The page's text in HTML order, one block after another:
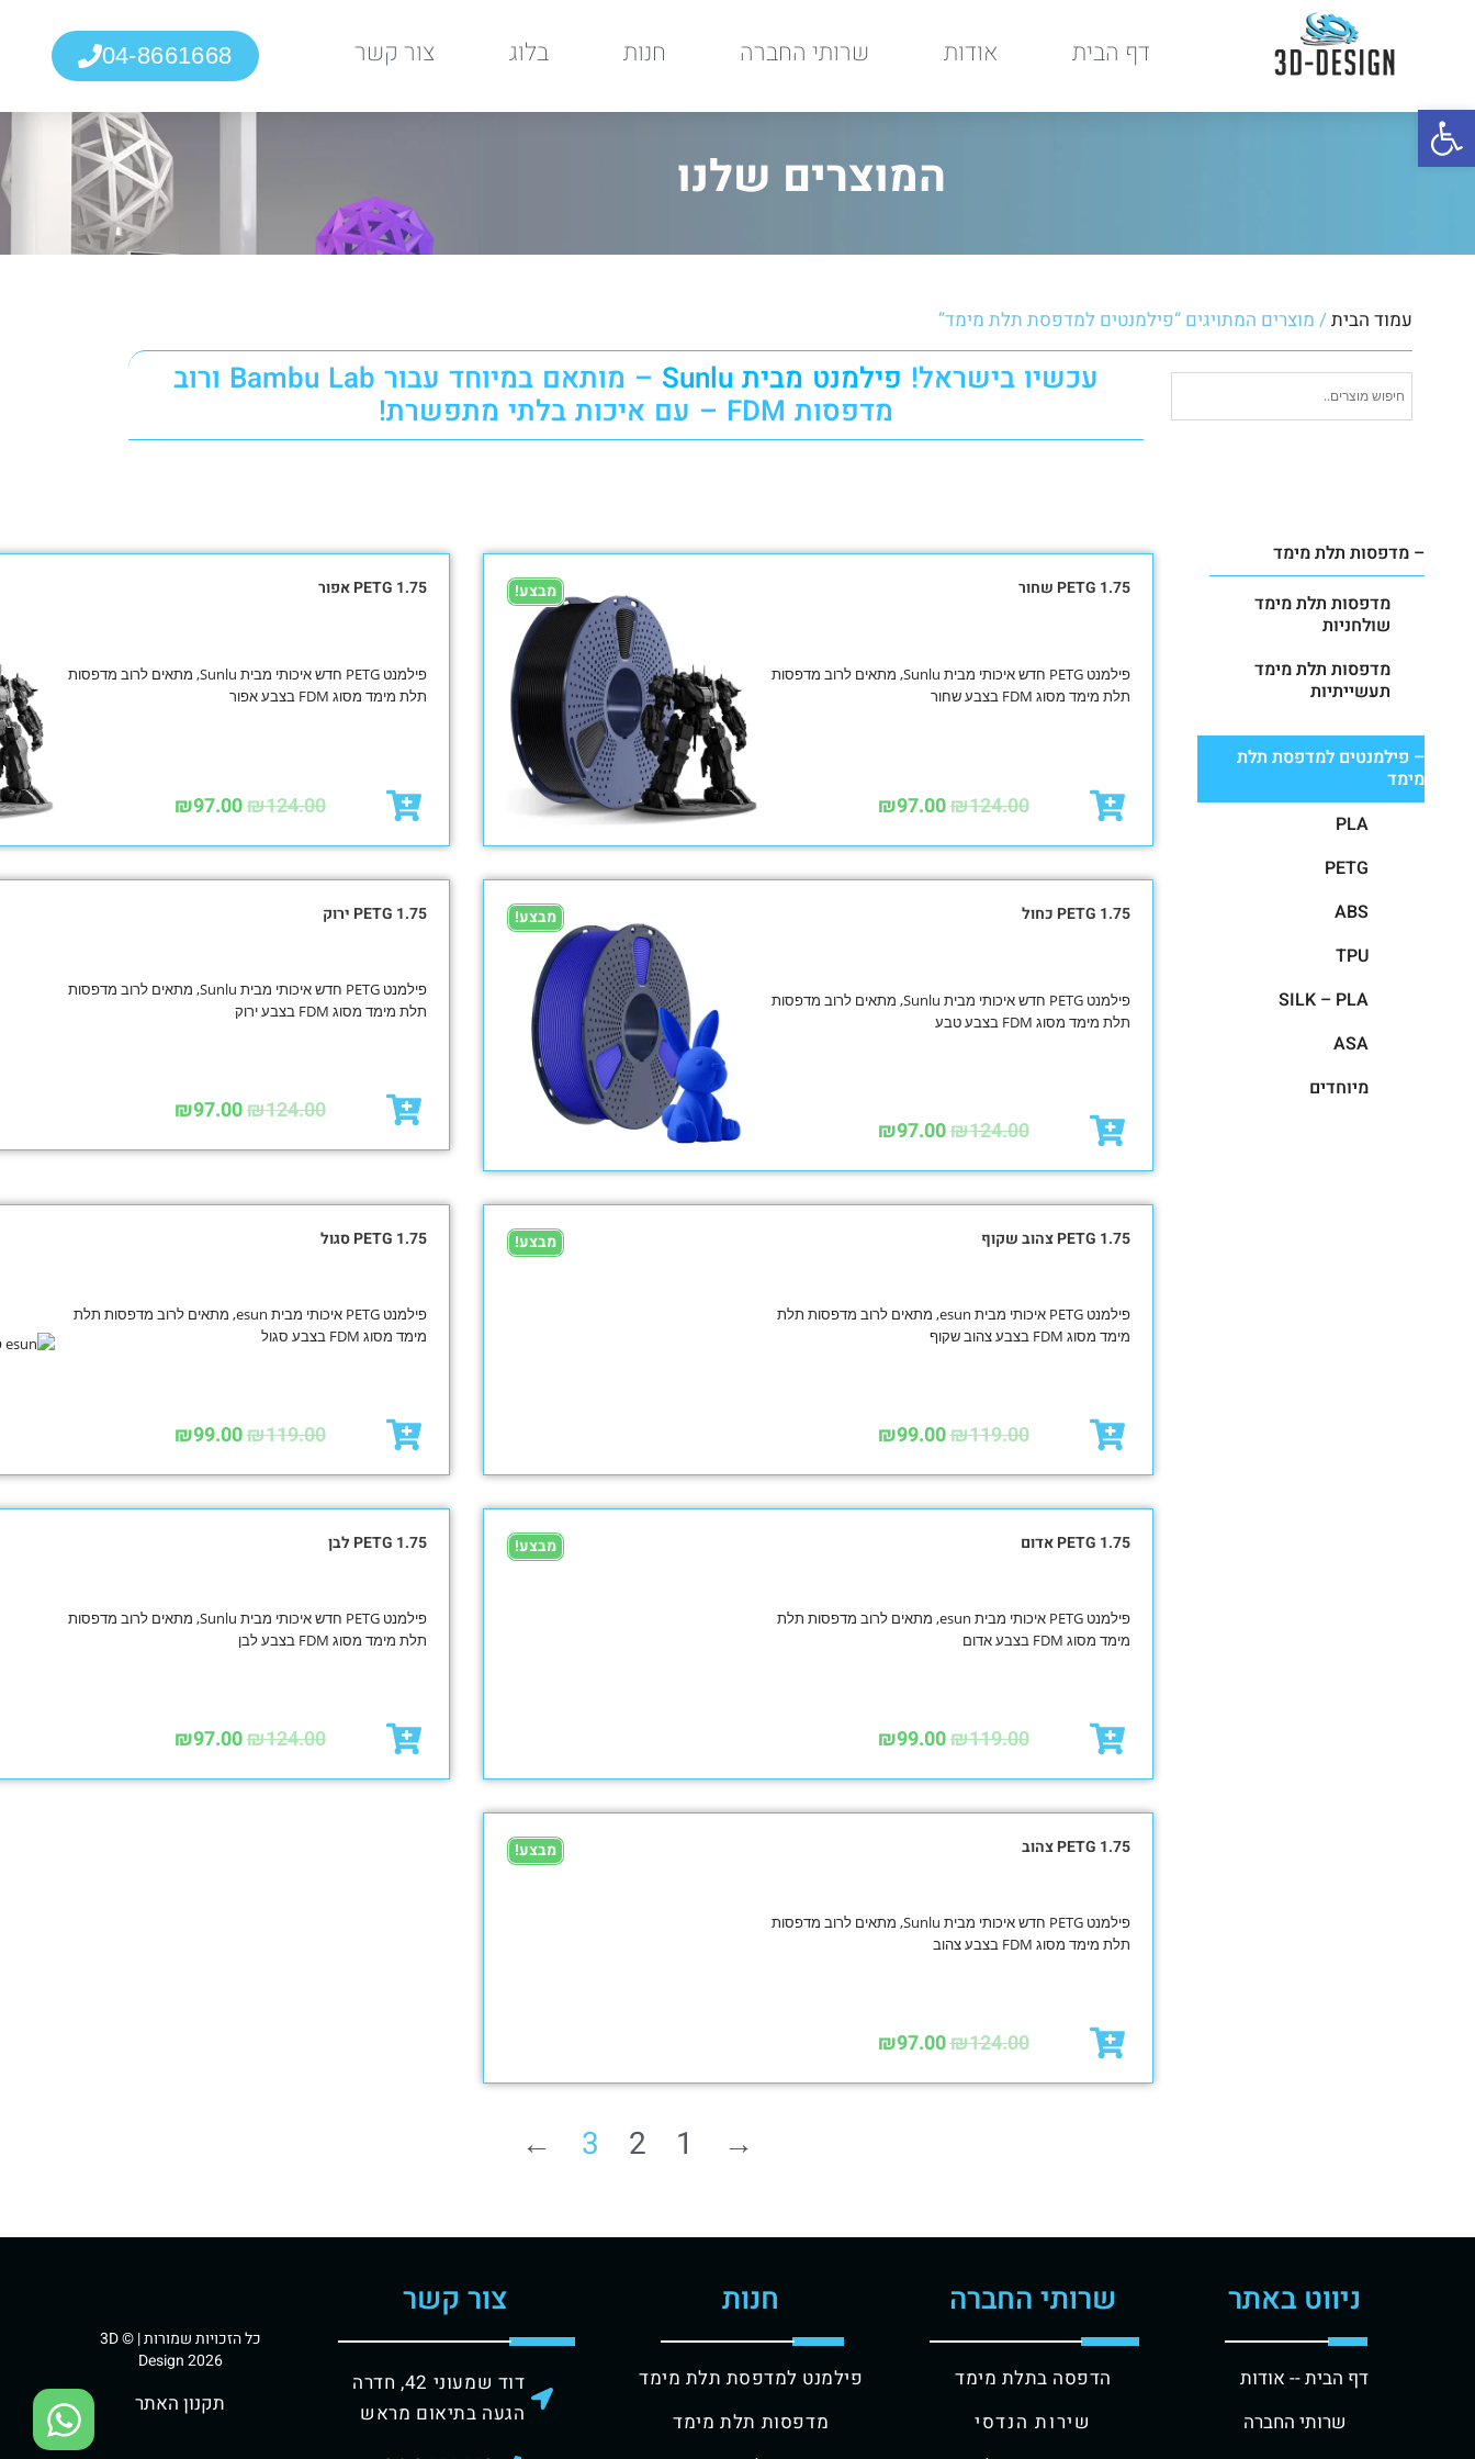
פתח סרגל נגישות
דף הבית אודות שרותי החברה חנות בלוג צור קשר 04-8661668
המוצרים שלנו
עמוד הבית/ מוצרים המתויגים “פילמנטים למדפסת תלת מימד”
– עכשיו בישראל! פילמנט מבית Sunlu – מותאם במיוחד עבור Bambu Lab ורוב
מדפסות FDM – עם איכות בלתי מתפשרת!
– מדפסות תלת מימד
מדפסות תלת מימד
שולחניות
מדפסות תלת מימד
תעשייתיות
– פילמנטים למדפסת תלת
מימד
PLA
PETG
ABS
TPU
SILK – PLA
ASA
מיוחדים
PETG 1.75 שחור
פילמנט PETG חדש איכותי מבית Sunlu, מתאים לרוב מדפסות
תלת מימד מסוג FDM בצבע שחור
₪124.00
₪97.00
מבצע! PETG 1.75 אפור
פילמנט PETG חדש איכותי מבית Sunlu, מתאים לרוב מדפסות
תלת מימד מסוג FDM בצבע אפור
₪124.00
₪97.00
PETG 1.75 כחול
פילמנט PETG חדש איכותי מבית Sunlu, מתאים לרוב מדפסות
תלת מימד מסוג FDM בצבע טבע
₪124.00
₪97.00
מבצע! PETG 1.75 ירוק
פילמנט PETG חדש איכותי מבית Sunlu, מתאים לרוב מדפסות
תלת מימד מסוג FDM בצבע ירוק
₪124.00
₪97.00
PETG 1.75 צהוב שקוף
פילמנט PETG איכותי מבית esun, מתאים לרוב מדפסות תלת
מימד מסוג FDM בצבע צהוב שקוף
₪119.00
₪99.00
מבצע! PETG 1.75 סגול
פילמנט PETG איכותי מבית esun, מתאים לרוב מדפסות תלת
מימד מסוג FDM בצבע סגול
₪119.00
₪99.00
PETG 1.75 אדום
פילמנט PETG איכותי מבית esun, מתאים לרוב מדפסות תלת
מימד מסוג FDM בצבע אדום
₪119.00
₪99.00
מבצע! PETG 1.75 לבן
פילמנט PETG חדש איכותי מבית Sunlu, מתאים לרוב מדפסות
תלת מימד מסוג FDM בצבע לבן
₪124.00
₪97.00
PETG 1.75 צהוב
פילמנט PETG חדש איכותי מבית Sunlu, מתאים לרוב מדפסות
תלת מימד מסוג FDM בצבע צהוב
₪124.00
₪97.00
מבצע!
→
1
2
3
←
ניווט באתר
דף הבית -- אודות
שרותי החברה
שרותי החברה
הדפסה בתלת מימד
שירות הנדסי
חנות
פילמנט למדפסת תלת מימד
מדפסות תלת מימד
צור קשר
דוד שמעוני 42, חדרה
הגעה בתיאום מראש
כל הזכויות שמורות | © 3D
Design 2026
תקנון האתר